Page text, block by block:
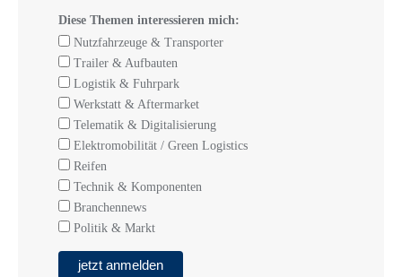
Diese Themen interessieren mich:
Nutzfahrzeuge & Transporter
Trailer & Aufbauten
Logistik & Fuhrpark
Werkstatt & Aftermarket
Telematik & Digitalisierung
Elektromobilität / Green Logistics
Reifen
Technik & Komponenten
Branchennews
Politik & Markt